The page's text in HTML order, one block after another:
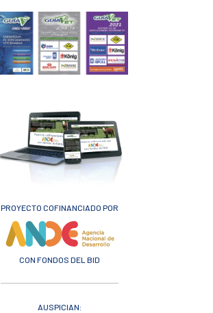
PROYECTO COFINANCIADO POR
CON FONDOS DEL BID
AUSPICIAN: